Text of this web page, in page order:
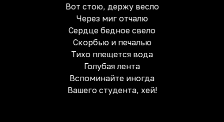
Вот стою, держу весло
Через миг отчалю
Сердце бедное свело
Скорбью и печалью
Тихо плещется вода
Голубая лента
Вспоминайте иногда
Вашего студента, хей!